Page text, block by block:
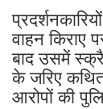
वाहन किराए
बाद उसमें
के जरिए
आरोपों की